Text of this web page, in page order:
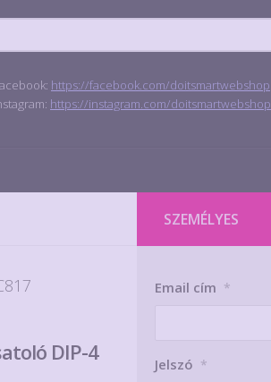
https://facebook.com/doitsmartwebshop
https://instagram.com/doitsmartwebshop
DIP-4
SZEMÉLYES
Email cím *
Jelszó *